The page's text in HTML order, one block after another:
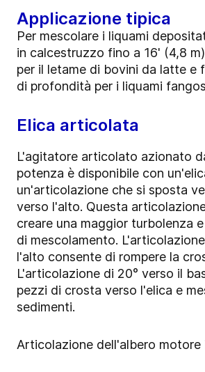
Applicazione tipica
Per mescolare i liquami
in calcestruzzo fino a 16' (4,8
per il letame di bovini da latte e
di profondità per i liquami
Elica articolata
L'agitatore articolato azionato
potenza è disponibile con
un'articolazione che si sposta
verso l'alto. Questa
creare una maggior turbolenza
di mescolamento.
l'alto consente di rompere la
L'articolazione di 20° verso il
pezzi di crosta verso l'elica e
sedimenti.
Articolazione dell'albero motore